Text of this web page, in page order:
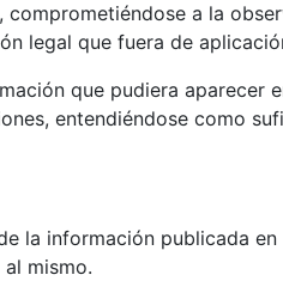
a la
legal que fuera de
que pudiera aparecer
entendiéndose como
la información publicada
mismo.